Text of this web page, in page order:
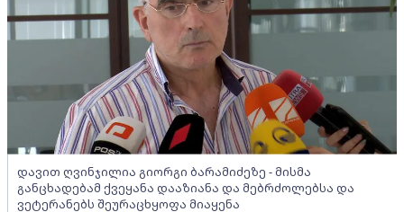
დავით ღვინჯილია გიორგი ბარამიძეზე - მისმა
განცხადებამ ქვეყანა დააზიანა და მებრძოლებსა და
ვეტერანებს შეურაცხყოფა მიაყენა